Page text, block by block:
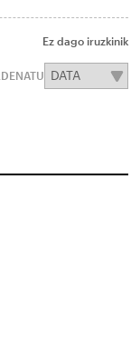
Ez dago iruzkinik